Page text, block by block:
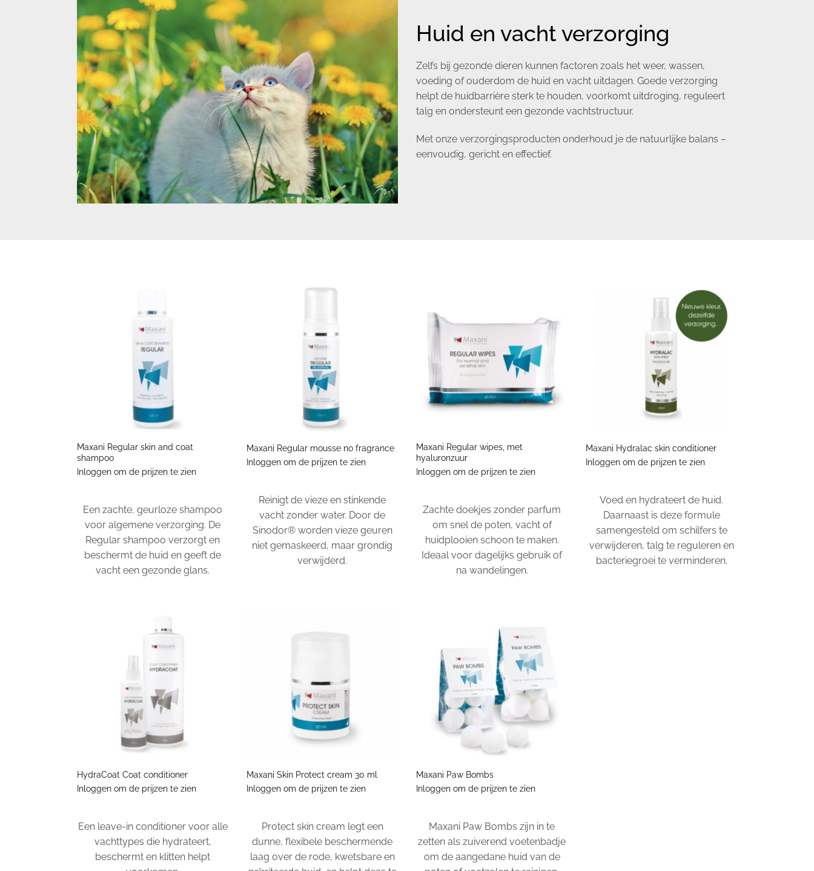
Huid en vacht verzorging
Zelfs bij gezonde dieren kunnen factoren zoals het weer, wassen,
voeding of ouderdom de huid en vacht uitdagen. Goede verzorging
helpt de huidbarrière sterk te houden, voorkomt uitdroging, reguleert
talg en ondersteunt een gezonde vachtstructuur.
Met onze verzorgingsproducten onderhoud je de natuurlijke balans –
eenvoudig, gericht en effectief.
Maxani Regular skin and coat
shampoo
Inloggen om de prijzen te zien
Een zachte, geurloze shampoo
voor algemene verzorging. De
Regular shampoo verzorgt en
beschermt de huid en geeft de
vacht een gezonde glans.
Maxani Regular mousse no fragrance
Inloggen om de prijzen te zien
Reinigt de vieze en stinkende
vacht zonder water. Door de
Sinodor® worden vieze geuren
niet gemaskeerd, maar grondig
verwijderd.
Maxani Regular wipes, met
hyaluronzuur
Inloggen om de prijzen te zien
Zachte doekjes zonder parfum
om snel de poten, vacht of
huidplooien schoon te maken.
Ideaal voor dagelijks gebruik of
na wandelingen.
Maxani Hydralac skin conditioner
Inloggen om de prijzen te zien
Voed en hydrateert de huid.
Daarnaast is deze formule
samengesteld om schilfers te
verwijderen, talg te reguleren en
bacteriegroei te verminderen.
HydraCoat Coat conditioner
Inloggen om de prijzen te zien
Een leave-in conditioner voor alle
vachttypes die hydrateert,
beschermt en klitten helpt
Maxani Skin Protect cream 30 ml
Inloggen om de prijzen te zien
Protect skin cream legt een
dunne, flexibele beschermende
laag over de rode, kwetsbare en
Maxani Paw Bombs
Inloggen om de prijzen te zien
Maxani Paw Bombs zijn in te
zetten als zuiverend voetenbadje
om de aangedane huid van de